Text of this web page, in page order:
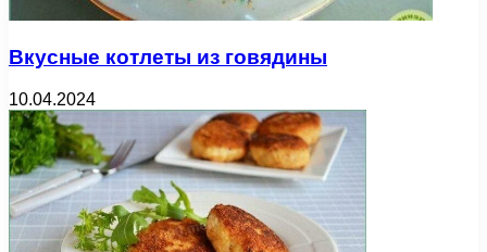
Вкусные котлеты из говядины
10.04.2024